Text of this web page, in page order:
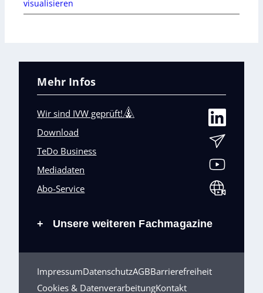
visualisieren
Mehr Infos
Wir sind IVW geprüft!
Download
TeDo Business
Mediadaten
Abo-Service
+ Unsere weiteren Fachmagazine
ImpressumDatenschutzAGBBarrierefreiheit
Cookies & DatenverarbeitungKontakt